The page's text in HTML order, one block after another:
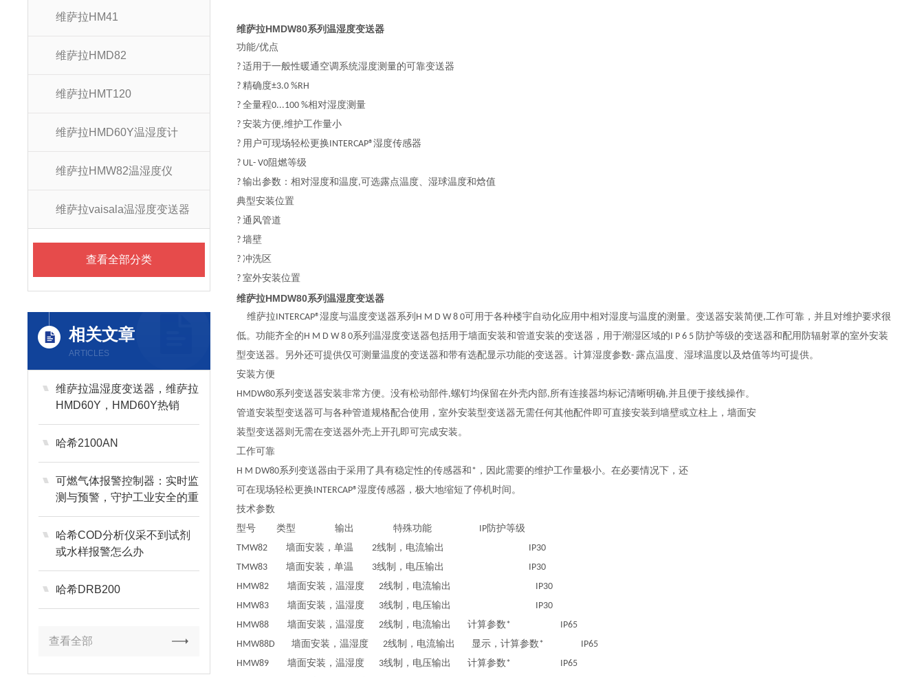
维萨拉HM41
维萨拉HMD82
维萨拉HMT120
维萨拉HMD60Y温湿度计
维萨拉HMW82温湿度仪
维萨拉vaisala温湿度变送器
查看全部分类
相关文章
ARTICLES
维萨拉温湿度变送器，维萨拉
HMD60Y，HMD60Y热销
哈希2100AN
可燃气体报警控制器：实时监
测与预警，守护工业安全的重
要防线
哈希COD分析仪采不到试剂
或水样报警怎么办
哈希DRB200
查看全部
维萨拉HMDW80系列温湿度变送器
功能/优点
? 适用于一般性暖通空调系统湿度测量的可靠变送器
? 精确度±3.0 %RH
? 全量程0...100 %相对湿度测量
? 安装方便,维护工作量小
? 用户可现场轻松更换INTERCAP®湿度传感器
? UL- V0阻燃等级
? 输出参数：相对湿度和温度,可选露点温度、湿球温度和焓值
典型安装位置
? 通风管道
? 墙壁
? 冲洗区
? 室外安装位置
维萨拉HMDW80系列温湿度变送器
维萨拉INTERCAP®湿度与温度变送器系列H M D W 8 0可用于各种楼宇自动化应用中相对湿度与温度的测量。变送器安装简便,工作可靠，并且对维护要求很
低。功能齐全的H M D W 8 0系列温湿度变送器包括用于墙面安装和管道安装的变送器，用于潮湿区域的I P 6 5 防护等级的变送器和配用防辐射罩的室外安装
型变送器。 另外还可提供仅可测量温度的变送器和带有选配显示功能的变送器。计算湿度参数- 露点温度、湿球温度以及焓值等均可提供。
安装方便
HMDW80系列变送器安装非常方便。没有松动部件,螺钉均保留在外壳内部,所有连接器均标记清晰明确,并且便于接线操作。
管道安装型变送器可与各种管道规格配合使用，室外安装型变送器无需任何其他配件即可直接安装到墙壁或立柱上，墙面安
装型变送器则无需在变送器外壳上开孔即可完成安装。
工作可靠
H M DW80系列变送器由于采用了具有稳定性的传感器和*，因此需要的维护工作量极小。在必要情况下，还
可在现场轻松更换INTERCAP®湿度传感器，极大地缩短了停机时间。
技术参数
型号 类型 输出 特殊功能 IP防护等级
TMW82 墙面安装，单温 2线制，电流输出 IP30
TMW83 墙面安装，单温 3线制，电压输出 IP30
HMW82 墙面安装，温湿度 2线制，电流输出 IP30
HMW83 墙面安装，温湿度 3线制，电压输出 IP30
HMW88 墙面安装，温湿度 2线制，电流输出 计算参数* IP65
HMW88D 墙面安装，温湿度 2线制，电流输出 显示，计算参数* IP65
HMW89 墙面安装，温湿度 3线制，电压输出 计算参数* IP65